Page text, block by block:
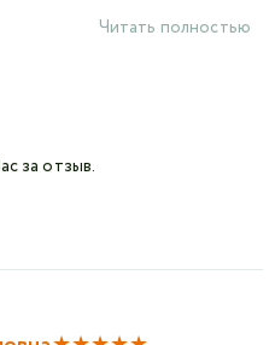
Читать полностью
за отзыв.